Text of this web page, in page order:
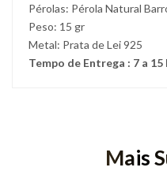
Pérolas: Pérola Natural
Peso: 15 gr
Metal: Prata de Lei 925
Tempo de Entrega : 7 a
Mais